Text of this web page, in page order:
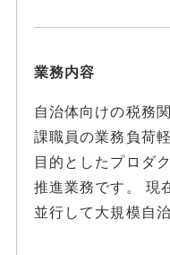
業務内容
自治体向けの税務
課職員の業務負荷
目的としたプロダ
推進業務です。 現
並行して大規模自